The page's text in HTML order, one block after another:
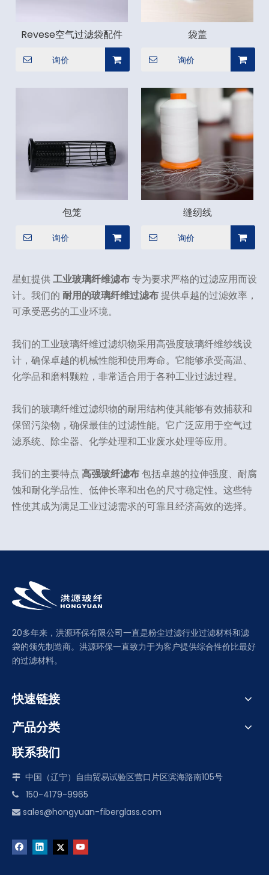
Revese空气过滤袋配件
询价
袋盖
询价
包笼
询价
缝纫线
询价
星虹提供工业玻璃纤维滤布专为要求严格的过滤应用而设
计。我们的 耐用的玻璃纤维过滤布提供卓越的过滤效率，
可承受恶劣的工业环境。
我们的工业玻璃纤维过滤织物采用高强度玻璃纤维纱线设
计，确保卓越的机械性能和使用寿命。它能够承受高温、
化学品和磨料颗粒，非常适合用于各种工业过滤过程。
我们的玻璃纤维过滤织物的耐用结构使其能够有效捕获和
保留污染物，确保最佳的过滤性能。它广泛应用于空气过
滤系统、除尘器、化学处理和工业废水处理等应用。
我们的主要特点 高强玻纤滤布包括卓越的拉伸强度、耐腐
蚀和耐化学品性、低伸长率和出色的尺寸稳定性。这些特
性使其成为满足工业过滤需求的可靠且经济高效的选择。
20多年来，洪源环保有限公司一直是粉尘过滤行业过滤材料和滤
袋的领先制造商。洪源环保一直致力于为客户提供综合性价比最好
的过滤材料。
快速链接
产品分类
联系我们
 中国（辽宁）自由贸易试验区营口片区滨海路南105号
 150-4179-9965
 sales@hongyuan-fiberglass.com